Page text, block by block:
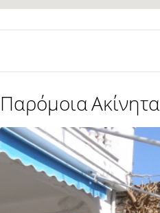
Παρόμοια Ακίνητα